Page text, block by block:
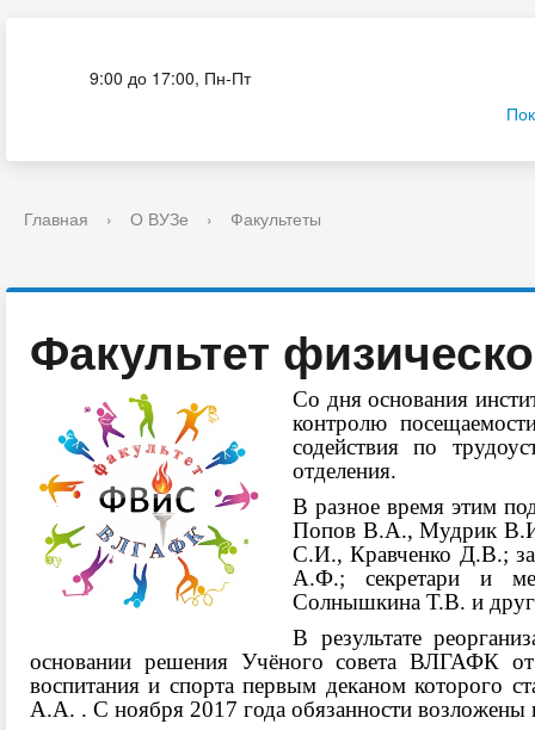
9:00 до 17:00, Пн-Пт
Главная › О ВУЗе › Факультеты
Факультет
Со дня основания
контролю
содействия по
отделения.
В разное время этим
Попов В.А., Мудрик
С.И., Кравченко Д.В.;
А.Ф.; секретари и
Солнышкина Т.В. и
В результате
основании решения Учёного совета ВЛГАФК
воспитания и спорта первым деканом которого
А.А. . С ноября 2017 года обязанности